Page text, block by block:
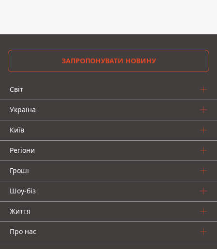
ЗАПРОПОНУВАТИ НОВИНУ
Світ
Україна
Київ
Регіони
Гроші
Шоу-біз
Життя
Про нас